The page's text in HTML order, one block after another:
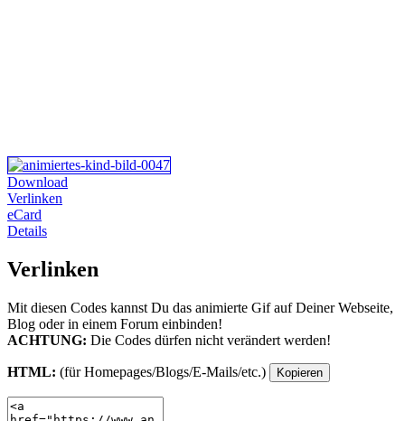
Download
Verlinken
eCard
Details
Verlinken
Mit diesen Codes kannst Du das animierte Gif auf Deiner Webseite,
Blog oder in einem Forum einbinden!
ACHTUNG: Die Codes dürfen nicht verändert werden!
HTML: (für Homepages/Blogs/E-Mails/etc.) Kopieren